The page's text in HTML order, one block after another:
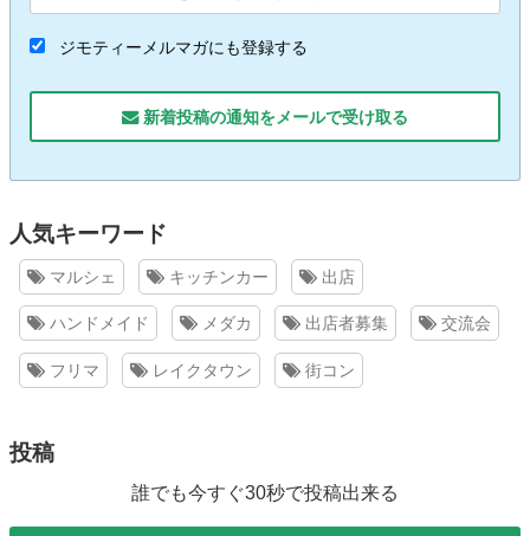
ジモティーメルマガにも登録する
新着投稿の通知をメールで受け取る
人気キーワード
マルシェ キッチンカー 出店
ハンドメイド メダカ 出店者募集 交流会
フリマ レイクタウン 街コン
投稿
誰でも今すぐ30秒で投稿出来る